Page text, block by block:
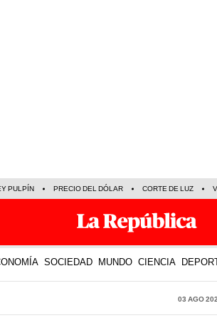
PULPÍN PRECIO DEL DÓLAR CORTE DE LUZ
SOCIEDAD MUNDO CIENCIA
03 Ago